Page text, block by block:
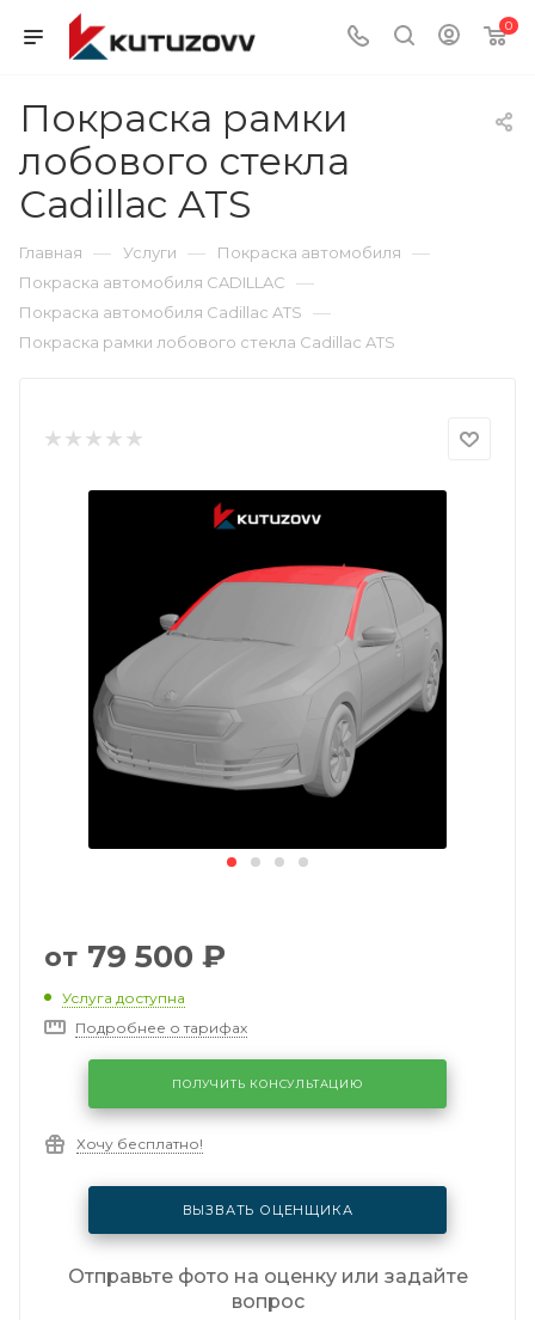
0
Покраска рамки
лобового стекла
Cadillac ATS
Главная — Услуги — Покраска автомобиля —
Покраска автомобиля CADILLAC —
Покраска автомобиля Cadillac ATS —
Покраска рамки лобового стекла Cadillac ATS
от 79 500 ₽
Услуга доступна
Подробнее о тарифах
ПОЛУЧИТЬ КОНСУЛЬТАЦИЮ
Хочу бесплатно!
ВЫЗВАТЬ ОЦЕНЩИКА
Отправьте фото на оценку или задайте
вопрос